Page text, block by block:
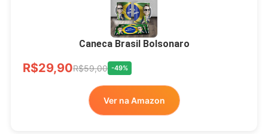
Xícara Bolsonaro
Brasão Deus Acima De
Todos
R$33,00
Ver no MERCADO
LIVRE
Caneca Brasil Bolsonaro
R$29,90R$59,00 -49%
Ver na Amazon